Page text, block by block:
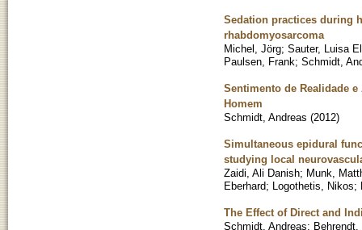
Sedation practices during
rhabdomyosarcoma
Michel, Jörg; Sauter, Luisa
Paulsen, Frank; Schmidt,
Sentimento de Realidade
Homem
Schmidt, Andreas (2012)
Simultaneous epidural
studying local
Zaidi, Ali Danish; Munk,
Eberhard; Logothetis, Nikos;
The Effect of Direct and
Schmidt, Andreas; Behrendt,